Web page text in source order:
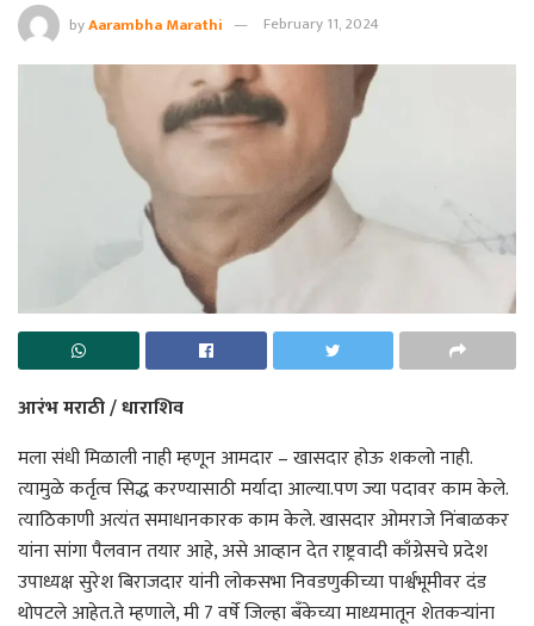
byAarambha Marathi February 11, 2024
आरंभ मराठी / धाराशिव
मला संधी मिळाली नाही म्हणून आमदार – खासदार होऊ शकलो नाही.
त्यामुळे कर्तृत्व सिद्ध करण्यासाठी मर्यादा आल्या.पण ज्या पदावर काम केले.
त्याठिकाणी अत्यंत समाधानकारक काम केले. खासदार ओमराजे निंबाळकर
यांना सांगा पैलवान तयार आहे, असे आव्हान देत राष्ट्रवादी काँग्रेसचे प्रदेश
उपाध्यक्ष सुरेश बिराजदार यांनी लोकसभा निवडणुकीच्या पार्श्वभूमीवर दंड
थोपटले आहेत.ते म्हणाले, मी 7 वर्षे जिल्हा बँकेच्या माध्यमातून शेतकऱ्यांना